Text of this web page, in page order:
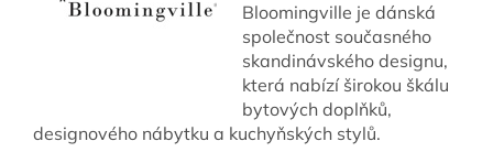
Bloomingville je dánská
společnost současného
skandinávského designu,
která nabízí širokou škálu
bytových doplňků,
designového nábytku a kuchyňských stylů.